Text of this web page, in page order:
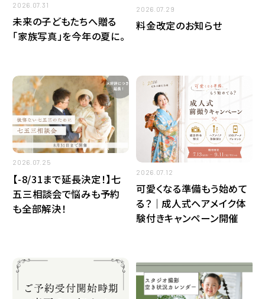
家族写真
2026.07.31
未来の子どもたちへ贈る
「家族写真」を今年の夏に。
2026.07.29
料金改定のお知らせ
2026.07.25
【-8/31まで延長決定！】七
五三相談会で悩みも予約
も全部解決！
2026.07.12
可愛くなる準備もう始めて
る？｜成人式ヘアメイク体
験付きキャンペーン開催